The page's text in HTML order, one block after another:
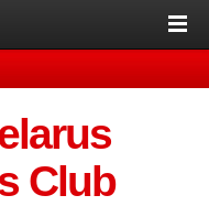
Club